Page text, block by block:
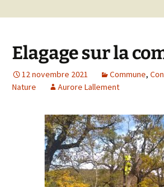
Elagage sur la
12 novembre 2021 Commune,
Nature
Aurore Lallement